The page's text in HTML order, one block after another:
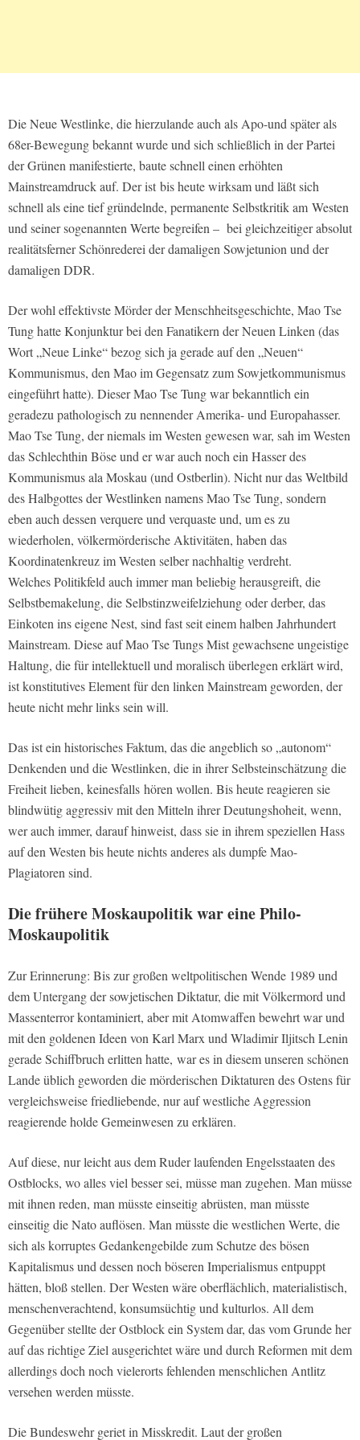
Die Neue Westlinke, die hierzulande auch als Apo-und später als
68er-Bewegung bekannt wurde und sich schließlich in der Partei
der Grünen manifestierte, baute schnell einen erhöhten
Mainstreamdruck auf. Der ist bis heute wirksam und läßt sich
schnell als eine tief gründelnde, permanente Selbstkritik am Westen
und seiner sogenannten Werte begreifen – bei gleichzeitiger absolut
realitätsferner Schönrederei der damaligen Sowjetunion und der
damaligen DDR.
Der wohl effektivste Mörder der Menschheitsgeschichte, Mao Tse
Tung hatte Konjunktur bei den Fanatikern der Neuen Linken (das
Wort „Neue Linke“ bezog sich ja gerade auf den „Neuen“
Kommunismus, den Mao im Gegensatz zum Sowjetkommunismus
eingeführt hatte). Dieser Mao Tse Tung war bekanntlich ein
geradezu pathologisch zu nennender Amerika- und Europahasser.
Mao Tse Tung, der niemals im Westen gewesen war, sah im Westen
das Schlechthin Böse und er war auch noch ein Hasser des
Kommunismus ala Moskau (und Ostberlin). Nicht nur das Weltbild
des Halbgottes der Westlinken namens Mao Tse Tung, sondern
eben auch dessen verquere und verquaste und, um es zu
wiederholen, völkermörderische Aktivitäten, haben das
Koordinatenkreuz im Westen selber nachhaltig verdreht.
Welches Politikfeld auch immer man beliebig herausgreift, die
Selbstbemakelung, die Selbstinzweifelziehung oder derber, das
Einkoten ins eigene Nest, sind fast seit einem halben Jahrhundert
Mainstream. Diese auf Mao Tse Tungs Mist gewachsene ungeistige
Haltung, die für intellektuell und moralisch überlegen erklärt wird,
ist konstitutives Element für den linken Mainstream geworden, der
heute nicht mehr links sein will.
Das ist ein historisches Faktum, das die angeblich so „autonom“
Denkenden und die Westlinken, die in ihrer Selbsteinschätzung die
Freiheit lieben, keinesfalls hören wollen. Bis heute reagieren sie
blindwütig aggressiv mit den Mitteln ihrer Deutungshoheit, wenn,
wer auch immer, darauf hinweist, dass sie in ihrem speziellen Hass
auf den Westen bis heute nichts anderes als dumpfe Mao-
Plagiatoren sind.
Die frühere Moskaupolitik war eine Philo-
Moskaupolitik
Zur Erinnerung: Bis zur großen weltpolitischen Wende 1989 und
dem Untergang der sowjetischen Diktatur, die mit Völkermord und
Massenterror kontaminiert, aber mit Atomwaffen bewehrt war und
mit den goldenen Ideen von Karl Marx und Wladimir Iljitsch Lenin
gerade Schiffbruch erlitten hatte, war es in diesem unseren schönen
Lande üblich geworden die mörderischen Diktaturen des Ostens für
vergleichsweise friedliebende, nur auf westliche Aggression
reagierende holde Gemeinwesen zu erklären.
Auf diese, nur leicht aus dem Ruder laufenden Engelsstaaten des
Ostblocks, wo alles viel besser sei, müsse man zugehen. Man müsse
mit ihnen reden, man müsste einseitig abrüsten, man müsste
einseitig die Nato auflösen. Man müsste die westlichen Werte, die
sich als korruptes Gedankengebilde zum Schutze des bösen
Kapitalismus und dessen noch böseren Imperialismus entpuppt
hätten, bloß stellen. Der Westen wäre oberflächlich, materialistisch,
menschenverachtend, konsumsüchtig und kulturlos. All dem
Gegenüber stellte der Ostblock ein System dar, das vom Grunde her
auf das richtige Ziel ausgerichtet wäre und durch Reformen mit dem
allerdings doch noch vielerorts fehlenden menschlichen Antlitz
versehen werden müsste.
Die Bundeswehr geriet in Misskredit. Laut der großen